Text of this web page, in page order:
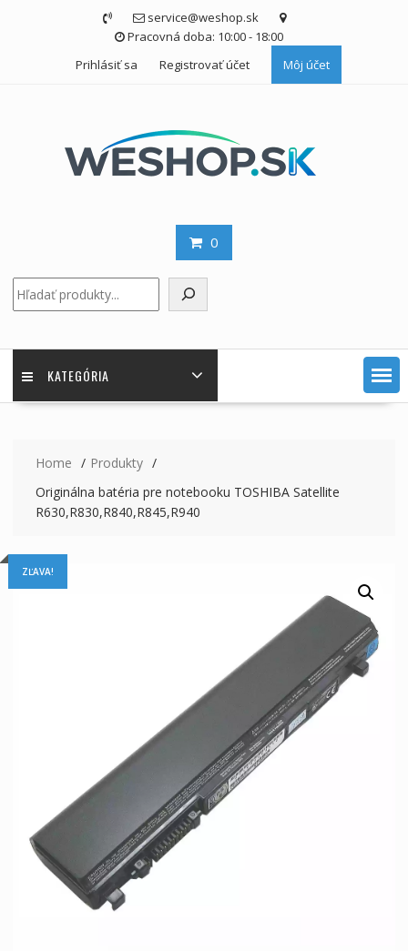
service@weshop.sk
Pracovná doba: 10:00 - 18:00
Prihlásiť sa
Registrovať účet Môj účet
0
KATEGÓRIA
Home
Produkty
Originálna batéria pre notebooku TOSHIBA Satellite
R630,R830,R840,R845,R940
ZĽAVA!